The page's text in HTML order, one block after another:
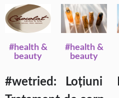
#health &
beauty
#wetried:
#health &
beauty
Loțiuni